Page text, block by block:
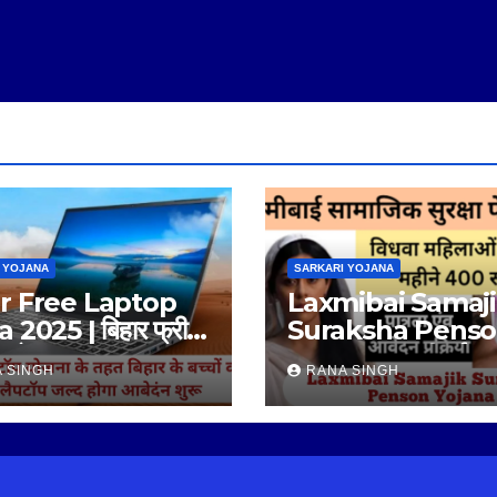
YOJANA
Free Laptop
2025 | बिहार फ्री
योजना 2025 |
SINGH
SARKARI YOJANA
Laxmibai
Suraksha
Yojana | लक्ष्मीबाई
सुरक्षा पेंशन योजना |
RANA SINGH